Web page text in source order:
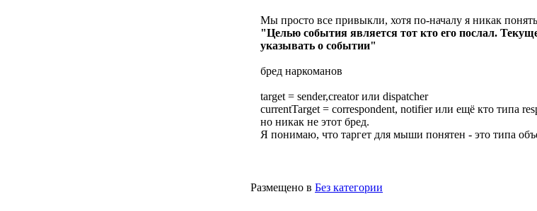
Мы просто все привыкли, хотя по-началу я никак
"Целью события является тот кто его послал.
указывать о событии"
бред наркоманов
target = sender,creator или dispatcher
currentTarget = correspondent, notifier или ещё кто типа
но никак не этот бред.
Я понимаю, что таргет для мыши понятен - это типа
Размещено в Без категории